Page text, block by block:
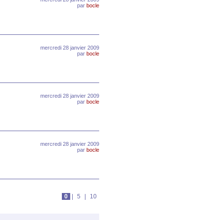
par bocle
mercredi 28 janvier 2009
par bocle
mercredi 28 janvier 2009
par bocle
mercredi 28 janvier 2009
par bocle
0 5 10